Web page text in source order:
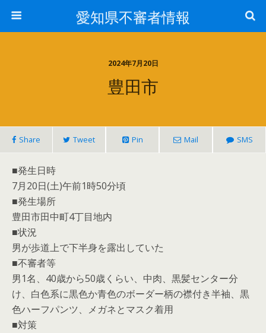
愛知県不審者情報
2024年7月20日
豊田市
Share Tweet Pin Mail SMS
■発生日時
7月20日(土)午前1時50分頃
■発生場所
豊田市田中町4丁目地内
■状況
男が歩道上で下半身を露出していた
■不審者等
男1名、40歳から50歳くらい、中肉、黒髪センター分
け、白色系に黒色か青色のボーダー柄の襟付き半袖、黒
色ハーフパンツ、メガネとマスク着用
■対策